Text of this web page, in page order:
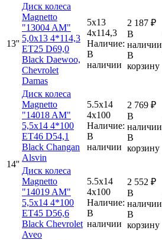
13''
Диск колеса
Magnetto
"13004 AM"
5,0x13 4*114,3
ET25 D69,0
Black Daewoo,
Chevrolet
Damas
5x13
4x114,3
Наличие:
В
наличии
2 187 ₽
В
наличии
В
корзину
14''
Диск колеса
Magnetto
"14018 AM"
5,5x14 4*100
ET46 D54,1
Black Changan
Alsvin
5.5x14
4x100
Наличие:
В
наличии
2 769 ₽
В
наличии
В
корзину
Диск колеса
Magnetto
"14019 AM"
5,5x14 4*100
ET45 D56,6
Black Chevrolet
Aveo
5.5x14
4x100
Наличие:
В
наличии
2 552 ₽
В
наличии
В
корзину